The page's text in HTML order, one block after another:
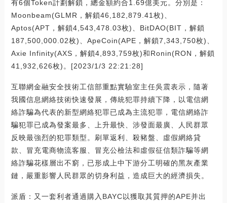
有6個Token計劃解鎖，總金額約合1.69億美元。分別是：
Moonbeam(GLMR，解鎖46,182,879.41枚)、
Aptos(APT，解鎖4,543,478.03枚)、BitDAO(BIT，解鎖
187,500,000.02枚)、ApeCoin(APE，解鎖7,343,750枚)、
Axie Infinity(AXS，解鎖4,893,759枚)和Ronin(RON，解鎖
41,932,626枚)。[2023/1/3 22:21:28]
互聯網金融安全技術工信部重點實驗室主任吳震表示，隨著
我國信息網絡技術快速發展，傳統犯罪持續下降，以電信網
絡詐騙為代表的新型網絡犯罪已成為主流犯罪，電信網絡詐
騙犯罪已成為發案最多、上升最快、涉發面最廣、人民群眾
反映最強烈的犯罪類型。刷單返利、殺豬盤、虛假網絡貸
款、冒充電商物流客服、冒充公檢法和虛假征信類詐騙等網
絡詐騙花樣層出不窮，已形成上中下游分工明確的黑灰產業
鏈，嚴重影響人民群眾的切身利益，造成巨大的經濟損失。
派盾：又一套利者通過購入BAYC以獲取其質押的APE并出